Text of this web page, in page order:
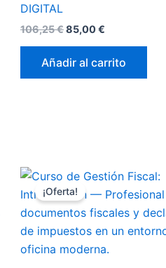
DIGITAL
106,25€85,00€
Añadir al carrito
¡Oferta!
El
precio
original
era:
El
precio
actual
es:
115,00 €.